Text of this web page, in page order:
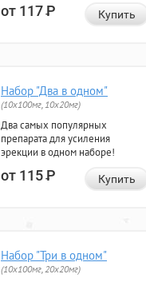
от 117Р Купить
Набор "Два в одном"
(10x100мг, 10x20мг)
Два самых популярных
препарата для усиления
эрекции в одном наборе!
от 115Р Купить
Набор "Три в одном"
(10x100мг, 20x20мг)